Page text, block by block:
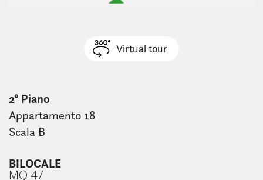
Virtual tour
2° Piano
Appartamento 18
Scala B
BILOCALE
MQ 47